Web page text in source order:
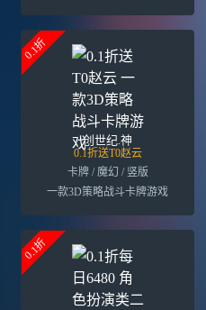
0.1折
创世纪.神
0.1折送T0赵云
卡牌 / 魔幻 / 竖版
一款3D策略战斗卡牌游戏
0.1折